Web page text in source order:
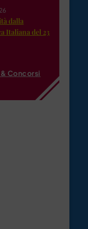
dalla
Italiana del 23
Concorsi